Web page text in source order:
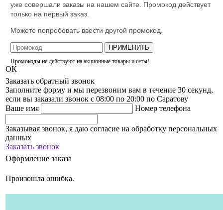
уже совершали заказы на нашем сайте. Промокод действует
только на первый заказ.
Можете попробовать ввести другой промокод.
ПРИМЕНИТЬ
Промокоды не действуют на акционные товары и сеты!
ОК
Заказать обратный звонок
Заполните форму и мы перезвоним вам в течение 30 секунд,
если вы заказали звонок с 08:00 по 20:00 по Саратову
Ваше имя
Номер телефона
Заказывая звонок, я даю согласие на обработку персональных
данных
Заказать звонок
Оформление заказа
Произошла ошибка.